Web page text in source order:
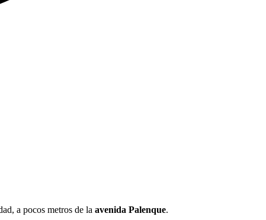
a pocos metros de la avenida Palenque.